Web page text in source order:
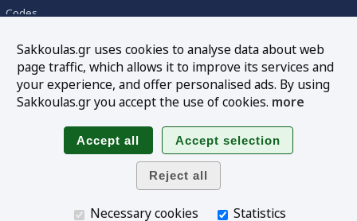
Codes
Tools
Online interest calculation
Follow us
Sakkoulas.gr uses cookies to analyse data about web
page traffic, which allows it to improve its services and
your experience, and offer personalised ads. By using
Sakkoulas.gr you accept the use of cookies. more
Necessary cookies Statistics